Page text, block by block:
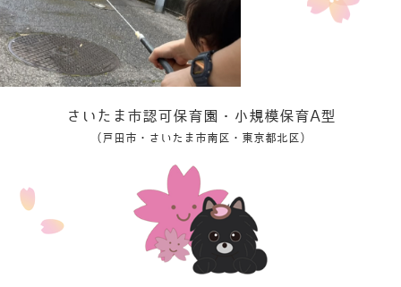
さいたま市認可保育園・小規模保育A型
（戸田市・さいたま市南区・東京都北区）